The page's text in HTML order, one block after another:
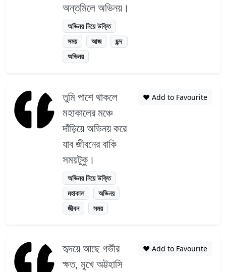
অন্তমিলে অভিনয়।
অভিনয় নিয়ে উক্তি
সময়
আজ
ছন্দ
অভিনয়
তুমি পাশে থাকলে
মহাকালের মঞ্চে
দাঁড়িয়ে অভিনয় করে
যাব জীবনের বাকি
সময়টুকু।
অভিনয় নিয়ে উক্তি
মহাকাল
অভিনয়
জীবন
সময়
❤️ Add to Favourite
হৃদয়ে আছে গভীর
ক্ষত, মুখে অট্টহাসি
❤️ Add to Favourite